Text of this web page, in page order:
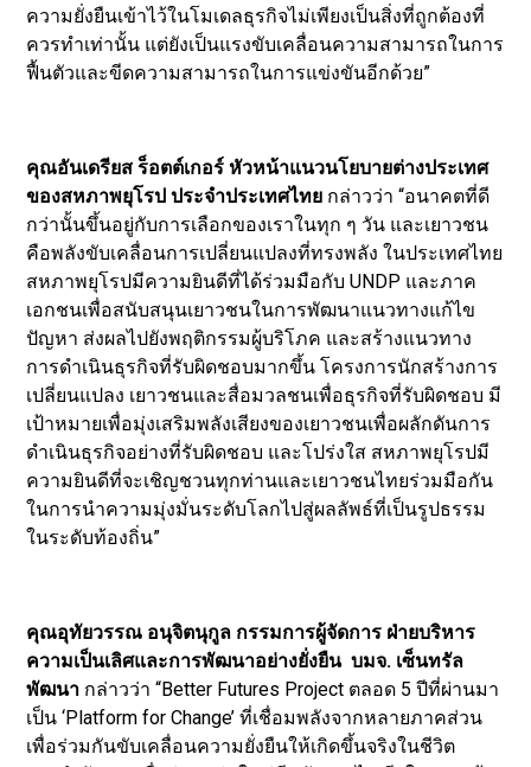
ความยั่งยืนเข้าไว้ในโมเดลธุรกิจไม่เพียงเป็นสิ่งที่ถูกต้องที่
ควรทำเท่านั้น แต่ยังเป็นแรงขับเคลื่อนความสามารถในการ
ฟื้นตัวและขีดความสามารถในการแข่งขันอีกด้วย”
คุณอันเดรียส ร็อตต์เกอร์ หัวหน้าแนวนโยบายต่างประเทศ
ของสหภาพยุโรป ประจำประเทศไทย กล่าวว่า “อนาคตที่ดี
กว่านั้นขึ้นอยู่กับการเลือกของเราในทุก ๆ วัน และเยาวชน
คือพลังขับเคลื่อนการเปลี่ยนแปลงที่ทรงพลัง ในประเทศไทย
สหภาพยุโรปมีความยินดีที่ได้ร่วมมือกับ UNDP และภาค
เอกชนเพื่อสนับสนุนเยาวชนในการพัฒนาแนวทางแก้ไข
ปัญหา ส่งผลไปยังพฤติกรรมผู้บริโภค และสร้างแนวทาง
การดำเนินธุรกิจที่รับผิดชอบมากขึ้น โครงการนักสร้างการ
เปลี่ยนแปลง เยาวชนและสื่อมวลชนเพื่อธุรกิจที่รับผิดชอบ มี
เป้าหมายเพื่อมุ่งเสริมพลังเสียงของเยาวชนเพื่อผลักดันการ
ดำเนินธุรกิจอย่างที่รับผิดชอบ และโปร่งใส สหภาพยุโรปมี
ความยินดีที่จะเชิญชวนทุกท่านและเยาวชนไทยร่วมมือกัน
ในการนำความมุ่งมั่นระดับโลกไปสู่ผลลัพธ์ที่เป็นรูปธรรม
ในระดับท้องถิ่น”
คุณอุทัยวรรณ อนุจิตนุกูล กรรมการผู้จัดการ ฝ่ายบริหาร
ความเป็นเลิศและการพัฒนาอย่างยั่งยืน บมจ. เซ็นทรัล
พัฒนา กล่าวว่า “Better Futures Project ตลอด 5 ปีที่ผ่านมา
เป็น ‘Platform for Change’ ที่เชื่อมพลังจากหลายภาคส่วน
เพื่อร่วมกันขับเคลื่อนความยั่งยืนให้เกิดขึ้นจริงในชีวิต